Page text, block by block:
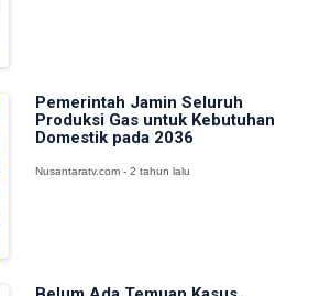
Pemerintah Jamin Seluruh
Produksi Gas untuk Kebutuhan
Domestik pada 2036
Nusantaratv.com - 2 tahun lalu